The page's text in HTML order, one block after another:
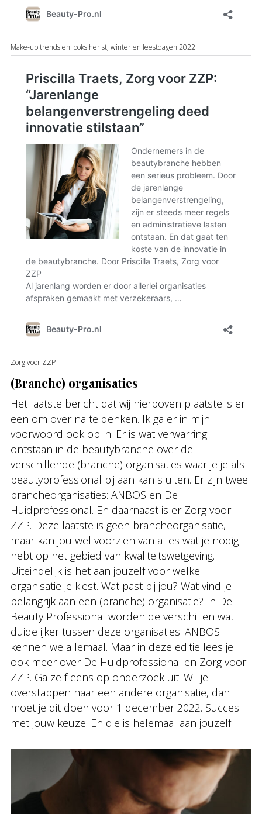
Make-up trends en looks herfst, winter en feestdagen 2022
Zorg voor ZZP
(Branche) organisaties
Het laatste bericht dat wij hierboven plaatste is er
een om over na te denken. Ik ga er in mijn
voorwoord ook op in. Er is wat verwarring
ontstaan in de beautybranche over de
verschillende (branche) organisaties waar je je als
beautyprofessional bij aan kan sluiten. Er zijn twee
brancheorganisaties: ANBOS en De
Huidprofessional. En daarnaast is er Zorg voor
ZZP. Deze laatste is geen brancheorganisatie,
maar kan jou wel voorzien van alles wat je nodig
hebt op het gebied van kwaliteitswetgeving.
Uiteindelijk is het aan jouzelf voor welke
organisatie je kiest. Wat past bij jou? Wat vind je
belangrijk aan een (branche) organisatie? In De
Beauty Professional worden de verschillen wat
duidelijker tussen deze organisaties. ANBOS
kennen we allemaal. Maar in deze editie lees je
ook meer over De Huidprofessional en Zorg voor
ZZP. Ga zelf eens op onderzoek uit. Wil je
overstappen naar een andere organisatie, dan
moet je dit doen voor 1 december 2022. Succes
met jouw keuze! En die is helemaal aan jouzelf.